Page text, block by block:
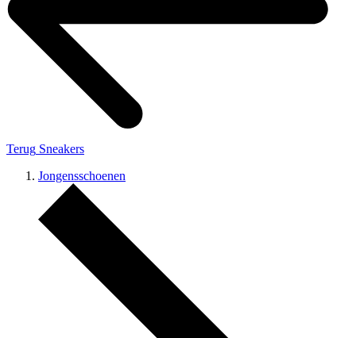
Terug Sneakers
Jongensschoenen